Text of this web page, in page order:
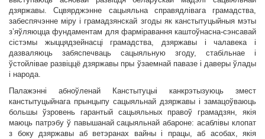
дзяржавы. Сцвярджэнне сацыяльна справядлівага грамадства,
забеспячэнне міру і грамадзянскай згоды як канстытуцыйныя мэты
з’яўляюцца фундаментам для фарміравання каштоўнасна-сэнсавай
сістэмы жыццядзейнасці грамадства, дзяржавы і чалавека і
дазваляюць забяспечваць сацыяльную згоду, стабільнае і
ўстойлівае развіццё дзяржавы пры ўзаемнай павазе і даверы ўлады
і народа.
Палажэнні абноўленай Канстытуцыі канкрэтызуюць змест
канстытуцыйнага прынцыпу сацыяльнай дзяржавы і замацоўваюць
большы ўзровень гарантый сацыяльных правоў грамадзян, якія
маюць патрэбу ў павышанай сацыяльнай абароне: асаблівы клопат
з боку дзяржавы аб ветэранах вайны і працы, аб асобах, якія